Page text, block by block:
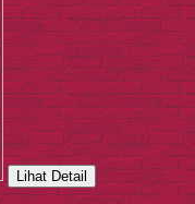
Lihat Detail